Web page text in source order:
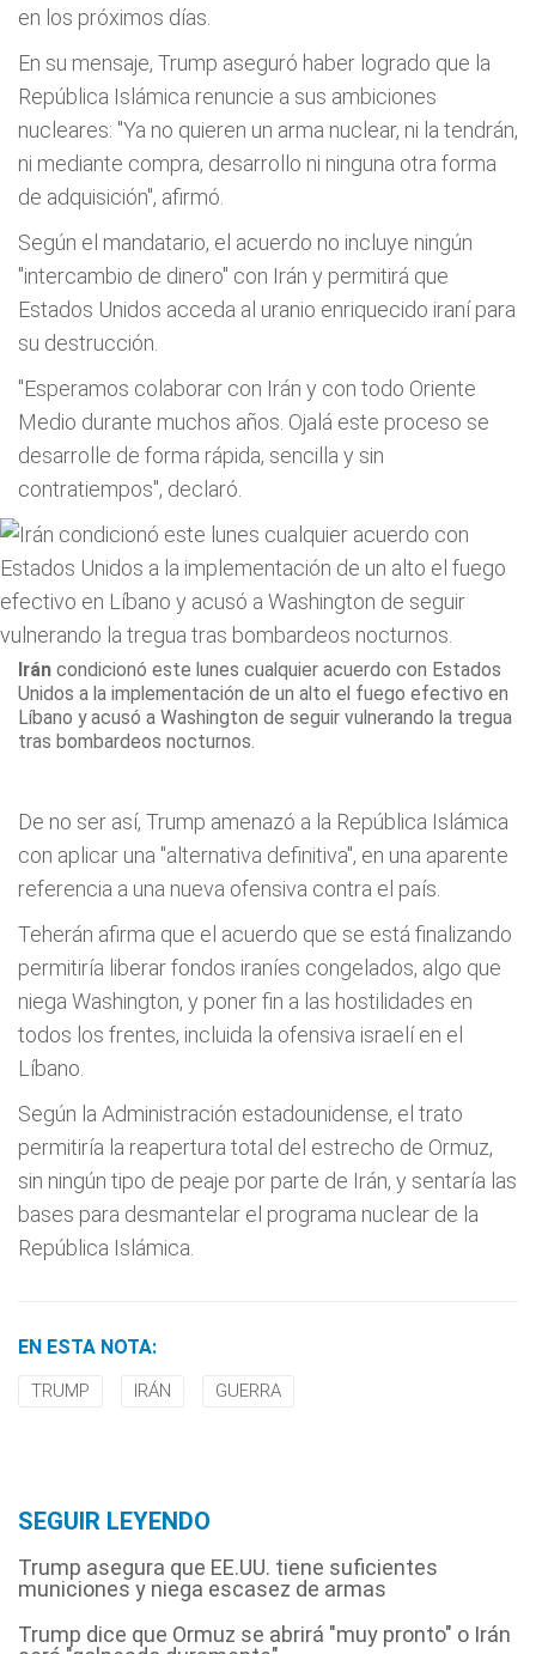
en los próximos días.
En su mensaje, Trump aseguró haber logrado que la
República Islámica renuncie a sus ambiciones
nucleares: "Ya no quieren un arma nuclear, ni la tendrán,
ni mediante compra, desarrollo ni ninguna otra forma
de adquisición", afirmó.
Según el mandatario, el acuerdo no incluye ningún
"intercambio de dinero" con Irán y permitirá que
Estados Unidos acceda al uranio enriquecido iraní para
su destrucción.
"Esperamos colaborar con Irán y con todo Oriente
Medio durante muchos años. Ojalá este proceso se
desarrolle de forma rápida, sencilla y sin
contratiempos", declaró.
Iráncondicionó este lunes cualquier acuerdo con Estados
Unidos a la implementación de un alto el fuego efectivo en
Líbano y acusó a Washington de seguir vulnerando la tregua
tras bombardeos nocturnos.
De no ser así, Trump amenazó a la República Islámica
con aplicar una "alternativa definitiva", en una aparente
referencia a una nueva ofensiva contra el país.
Teherán afirma que el acuerdo que se está finalizando
permitiría liberar fondos iraníes congelados, algo que
niega Washington, y poner fin a las hostilidades en
todos los frentes, incluida la ofensiva israelí en el
Líbano.
Según la Administración estadounidense, el trato
permitiría la reapertura total del estrecho de Ormuz,
sin ningún tipo de peaje por parte de Irán, y sentaría las
bases para desmantelar el programa nuclear de la
República Islámica.
EN ESTA NOTA:
TRUMP IRÁN GUERRA
SEGUIR LEYENDO
Trump asegura que EE.UU. tiene suficientes
municiones y niega escasez de armas
Trump dice que Ormuz se abrirá "muy pronto" o Irán